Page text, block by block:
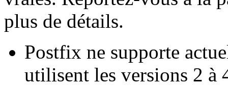
plus de détails.
Postfix ne supporte
utilisent les versions 2